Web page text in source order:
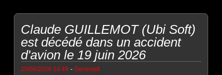
Claude GUILLEMOT (Ubi Soft)
est décédé dans un accident
d'avion le 19 juin 2026
20/06/2026 14:49 -Genesis8